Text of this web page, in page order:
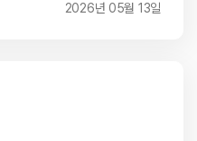
2026년 05월 13일